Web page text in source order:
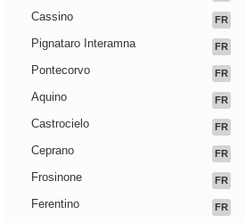
Cassino FR
Pignataro Interamna FR
Pontecorvo FR
Aquino FR
Castrocielo FR
Ceprano FR
Frosinone FR
Ferentino FR